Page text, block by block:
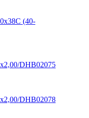
(40-
DHB02075
DHB02078